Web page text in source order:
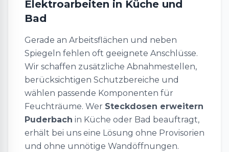
Elektroarbeiten in Küche und
Bad
Gerade an Arbeitsflächen und neben
Spiegeln fehlen oft geeignete Anschlüsse.
Wir schaffen zusätzliche Abnahmestellen,
berücksichtigen Schutzbereiche und
wählen passende Komponenten für
Feuchträume. Wer Steckdosen erweitern
Puderbach in Küche oder Bad beauftragt,
erhält bei uns eine Lösung ohne Provisorien
und ohne unnötige Wandöffnungen.